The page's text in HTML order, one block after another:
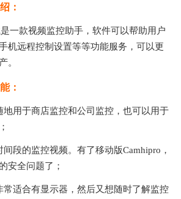
：
一款视频监控助手，软件可以帮助用户
机远程控制设置等等功能服务，可以更
。
：
地用于商店监控和公司监控，也可以用于
段的监控视频。有了移动版Camhipro，
安全问题了；
常适合有显示器，然后又想随时了解监控